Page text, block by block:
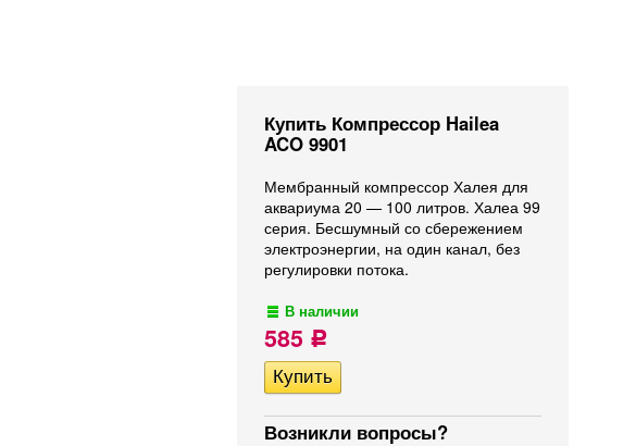
Купить Компрессор Hailea
ACO 9901
Мембранный компрессор Халея для
аквариума 20 — 100 литров. Халеа 99
серия. Бесшумный со сбережением
электроэнергии, на один канал, без
регулировки потока.
В наличии
585 Р
Возникли вопросы?